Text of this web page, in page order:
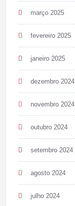
março 2025
fevereiro 2025
janeiro 2025
dezembro 2024
novembro 2024
outubro 2024
setembro 2024
agosto 2024
julho 2024